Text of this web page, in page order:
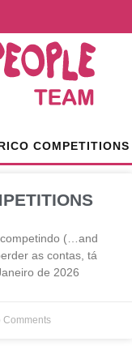
COMPETITIONS
(…and
as contas, tá
de 2026
Comments